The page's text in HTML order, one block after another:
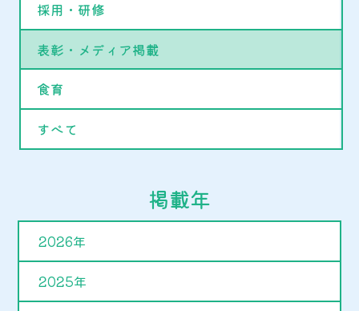
採用・研修
表彰・メディア掲載
食育
すべて
掲載年
2026年
2025年